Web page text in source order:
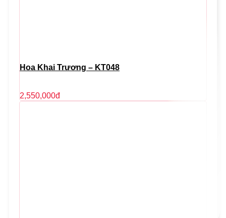
Hoa Khai Trương – KT048
2,550,000đ